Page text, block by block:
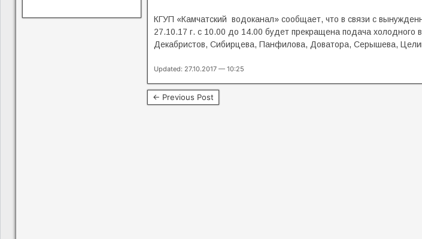
КГУП «Камчатский водоканал» сообщает, что в связи с
27.10.17 г. с 10.00 до 14.00 будет прекращена подача холодного
Декабристов, Сибирцева, Панфилова, Доватора, Серышева,
Updated: 27.10.2017 — 10:25
← Previous Post